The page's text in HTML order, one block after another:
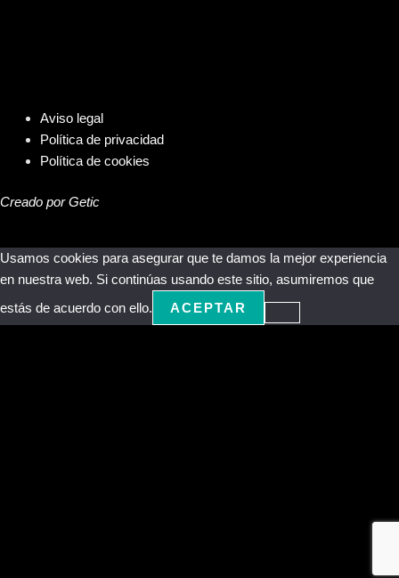
Aviso legal
Política de privacidad
Política de cookies
Creado por Getic
Usamos cookies para asegurar que te damos la mejor experiencia
en nuestra web. Si continúas usando este sitio, asumiremos que
estás de acuerdo con ello.
ACEPTAR